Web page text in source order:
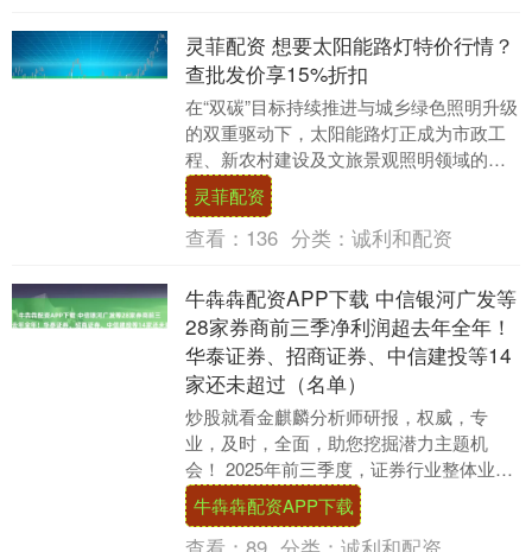
灵菲配资 想要太阳能路灯特价行情？
查批发价享15%折扣
在“双碳”目标持续推进与城乡绿色照明升级
的双重驱动下，太阳能路灯正成为市政工
程、新农村建设及文旅景观照明领域的主
流选择。尤其在西南地区，兼具节能环
保、智能控制与....
灵菲配资
查看： 136 分类： 诚利和配资
牛犇犇配资APP下载 中信银河广发等
28家券商前三季净利润超去年全年！
华泰证券、招商证券、中信建投等14
家还未超过（名单）
炒股就看金麒麟分析师研报，权威，专
业，及时，全面，助您挖掘潜力主题机
会！ 2025年前三季度，证券行业整体业绩
表现亮眼。42家上市券商合计实现营收
4195.60....
牛犇犇配资APP下载